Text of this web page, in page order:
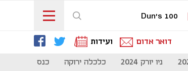
Dun's 100
דואר אדום ועידות
ניו יורק 2024 כלכלה ירוקה כנס מיליון